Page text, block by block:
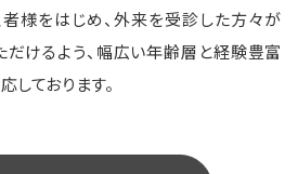
様をはじめ、外来を受診した方々が
けるよう、幅広い年齢層と経験豊富
しております。